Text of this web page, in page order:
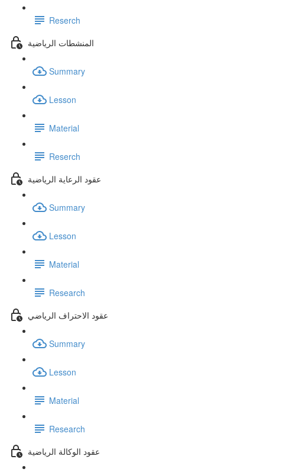
Reserch
المنشطات الرياضية
Summary
Lesson
Material
Reserch
عقود الرعاية الرياضية
Summary
Lesson
Material
Research
عقود الاحتراف الرياضي
Summary
Lesson
Material
Research
عقود الوكالة الرياضية